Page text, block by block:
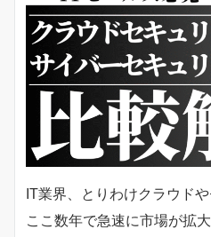
IT業界、とりわけクラウド
ここ数年で急速に市場が拡